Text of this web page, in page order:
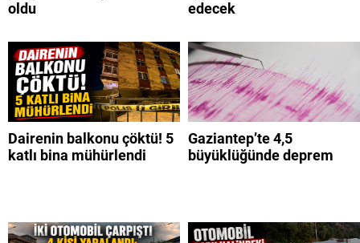
oldu
edecek
Dairenin balkonu çöktü! 5
katlı bina mühürlendi
Gaziantep’te 4,5
büyüklüğünde deprem